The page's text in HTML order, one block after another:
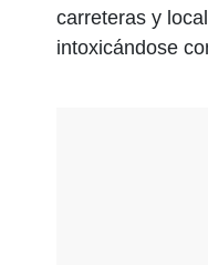
carreteras y
intoxicándose